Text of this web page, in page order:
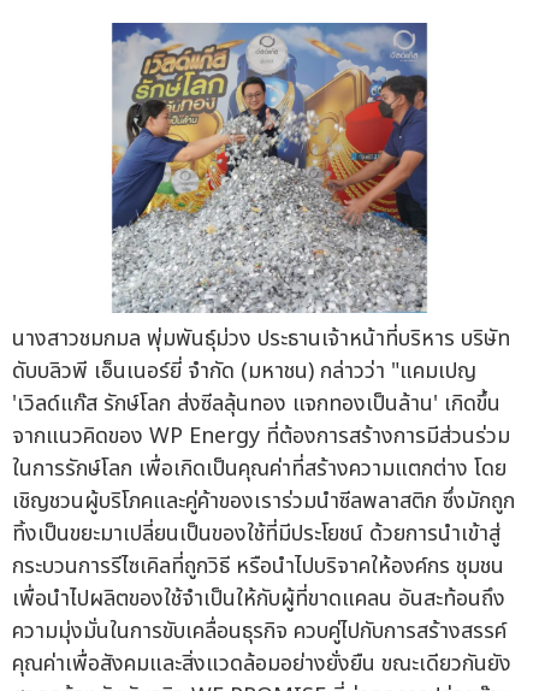
นางสาวชมกมล พุ่มพันธุ์ม่วง ประธานเจ้าหน้าที่บริหาร บริษัท
ดับบลิวพี เอ็นเนอร์ยี่ จำกัด (มหาชน) กล่าวว่า "แคมเปญ
'เวิลด์แก๊ส รักษ์โลก ส่งซีลลุ้นทอง แจกทองเป็นล้าน' เกิดขึ้น
จากแนวคิดของ WP Energy ที่ต้องการสร้างการมีส่วนร่วม
ในการรักษ์โลก เพื่อเกิดเป็นคุณค่าที่สร้างความแตกต่าง โดย
เชิญชวนผู้บริโภคและคู่ค้าของเราร่วมนำซีลพลาสติก ซึ่งมักถูก
ทิ้งเป็นขยะมาเปลี่ยนเป็นของใช้ที่มีประโยชน์ ด้วยการนำเข้าสู่
กระบวนการรีไซเคิลที่ถูกวิธี หรือนำไปบริจาคให้องค์กร ชุมชน
เพื่อนำไปผลิตของใช้จำเป็นให้กับผู้ที่ขาดแคลน อันสะท้อนถึง
ความมุ่งมั่นในการขับเคลื่อนธุรกิจ ควบคู่ไปกับการสร้างสรรค์
คุณค่าเพื่อสังคมและสิ่งแวดล้อมอย่างยั่งยืน ขณะเดียวกันยัง